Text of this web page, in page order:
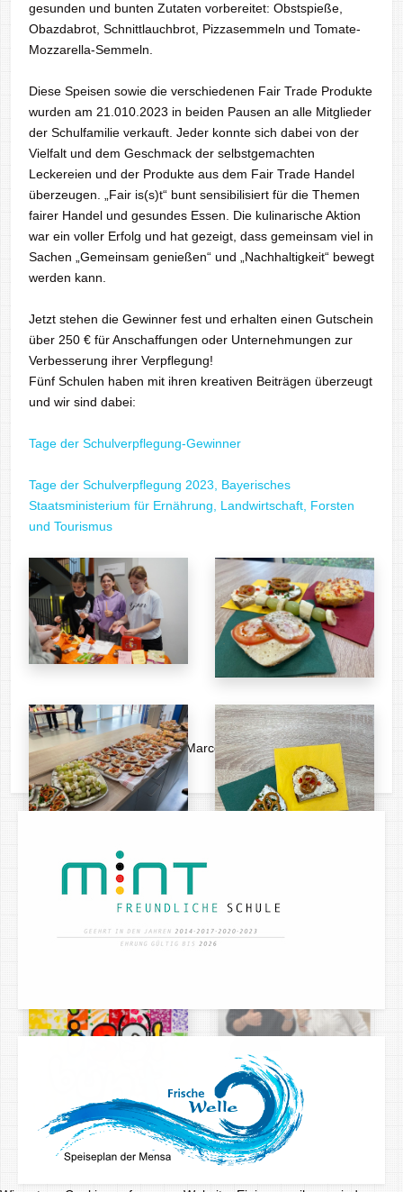
gesunden und bunten Zutaten vorbereitet: Obstspieße,
Obazdabrot, Schnittlauchbrot, Pizzasemmeln und Tomate-
Mozzarella-Semmeln.
Diese Speisen sowie die verschiedenen Fair Trade Produkte
wurden am 21.010.2023 in beiden Pausen an alle Mitglieder
der Schulfamilie verkauft. Jeder konnte sich dabei von der
Vielfalt und dem Geschmack der selbstgemachten
Leckereien und der Produkte aus dem Fair Trade Handel
überzeugen. „Fair is(s)t“ bunt sensibilisiert für die Themen
fairer Handel und gesundes Essen. Die kulinarische Aktion
war ein voller Erfolg und hat gezeigt, dass gemeinsam viel in
Sachen „Gemeinsam genießen“ und „Nachhaltigkeit“ bewegt
werden kann.
Jetzt stehen die Gewinner fest und erhalten einen Gutschein
über 250 € für Anschaffungen oder Unternehmungen zur
Verbesserung ihrer Verpflegung!
Fünf Schulen haben mit ihren kreativen Beiträgen überzeugt
und wir sind dabei:
Tage der Schulverpflegung-Gewinner
Tage der Schulverpflegung 2023, Bayerisches
Staatsministerium für Ernährung, Landwirtschaft, Forsten
und Tourismus
Text: Karin Spitschka
Bilder: Karin Spitschka und Marco Lechner